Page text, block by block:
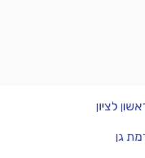
לציון
גן